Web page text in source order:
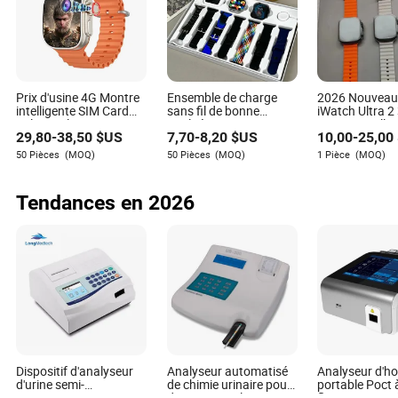
de jeunes et de seniors rejoignent la scène, des obstacles
liés à l'accès, à l'abordabilité et à la représentation
persistent dans certaines régions. Les récentes
controverses - allant des différends sur la sécurité des
événements aux débats sur le rôle de la technologie dans
la compétition - soulignent la complexité de la gestion
d'un paysage en évolution rapide. Malgré ces obstacles, la
communauté des sports extrêmes cherche activement des
solutions, animée par un engagement commun envers la
sécurité, l'innovation et l'esprit d'aventure.
Prix d'usine 4G Montre
intelligente SIM Card
Reloj Inteligente Montre
téléphone 5g
29,80-38,50 $US
50 Pièces (MOQ)
Ensemble de charge
sans fil de bonne
qualité, montre
intelligente résistante à
l'eau avec écouteurs
Bluetooth
7,70-8,20$US
50 Pièces (MOQ)
2026
iWatch Ultra 2
Montre
gros Appareil
I Watch Ultra2
10,00-25,00
1 Pièce (MOQ)
Tendances en 2026
Dispositif d'analyseur
d'urine semi-
Analyseur automatisé
de chimie urinaire pour
Analyseur
portable Poct